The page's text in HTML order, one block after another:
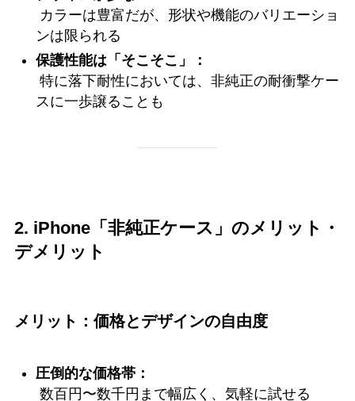
カラーは豊富だが、形状や機能のバリエーショ
ンは限られる
保護性能は「そこそこ」：
特に落下耐性においては、非純正の耐衝撃ケー
スに一歩譲ることも
2. iPhone「非純正ケース」のメリット・
デメリット
メリット：価格とデザインの自由度
圧倒的な価格帯：
数百円〜数千円まで幅広く、気軽に試せる